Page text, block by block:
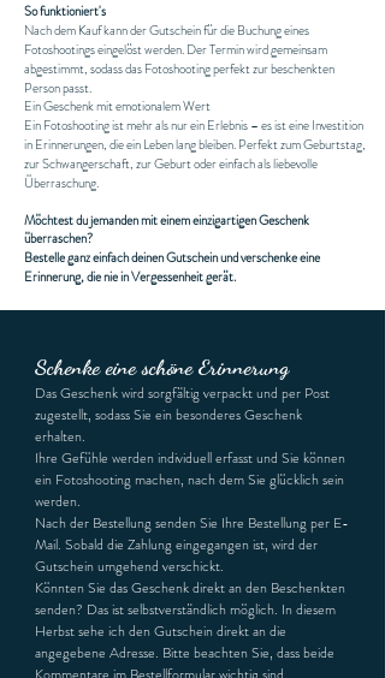
So funktioniert's
Nach dem Kauf kann der Gutschein für die Buchung eines
Fotoshootings eingelöst werden. Der Termin wird gemeinsam
abgestimmt, sodass das Fotoshooting perfekt zur beschenkten
Person passt.
Ein Geschenk mit emotionalem Wert
Ein Fotoshooting ist mehr als nur ein Erlebnis – es ist eine Investition
in Erinnerungen, die ein Leben lang bleiben. Perfekt zum Geburtstag,
zur Schwangerschaft, zur Geburt oder einfach als liebevolle
Überraschung.
Möchtest du jemanden mit einem einzigartigen Geschenk
überraschen?
Bestelle ganz einfach deinen Gutschein und verschenke eine
Erinnerung, die nie in Vergessenheit gerät.
Schenke eine schöne Erinnerung
Das Geschenk wird sorgfältig verpackt und per Post
zugestellt, sodass Sie ein besonderes Geschenk
erhalten.
Ihre Gefühle werden individuell erfasst und Sie können
ein Fotoshooting machen, nach dem Sie glücklich sein
werden.
Nach der Bestellung senden Sie Ihre Bestellung per E-
Mail. Sobald die Zahlung eingegangen ist, wird der
Gutschein umgehend verschickt.
Könnten Sie das Geschenk direkt an den Beschenkten
senden? Das ist selbstverständlich möglich. In diesem
Herbst sehe ich den Gutschein direkt an die
angegebene Adresse. Bitte beachten Sie, dass beide